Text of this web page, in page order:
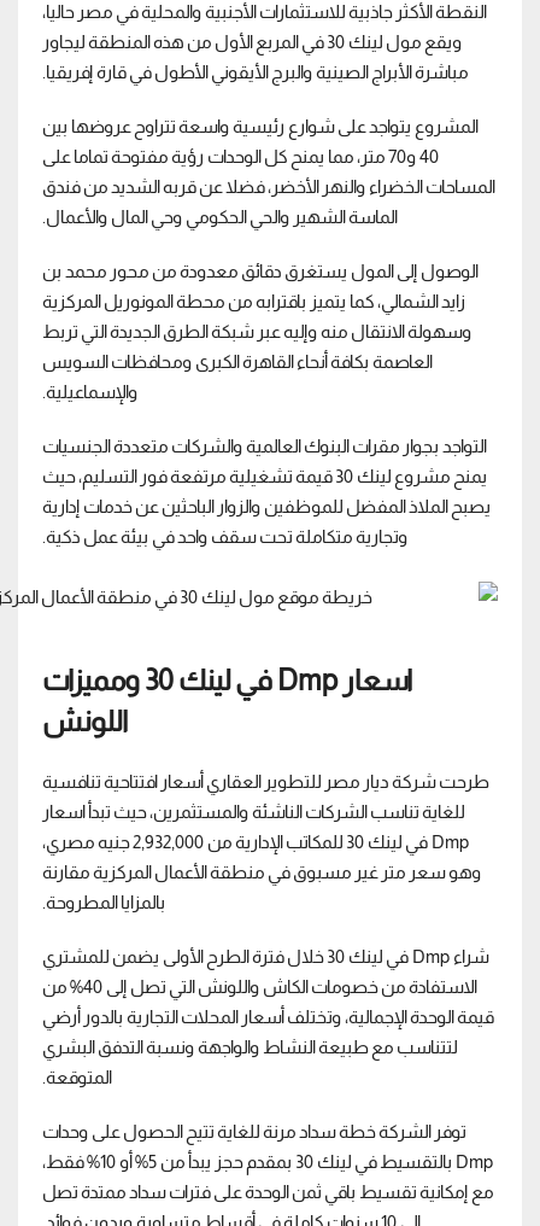
النقطة الأكثر جاذبية للاستثمارات الأجنبية والمحلية في مصر حاليا،
ويقع مول لينك 30 في المربع الأول من هذه المنطقة ليجاور
مباشرة الأبراج الصينية والبرج الأيقوني الأطول في قارة إفريقيا.
المشروع يتواجد على شوارع رئيسية واسعة تتراوح عروضها بين
40 و70 متر، مما يمنح كل الوحدات رؤية مفتوحة تماما على
المساحات الخضراء والنهر الأخضر، فضلا عن قربه الشديد من فندق
الماسة الشهير والحي الحكومي وحي المال والأعمال.
الوصول إلى المول يستغرق دقائق معدودة من محور محمد بن
زايد الشمالي، كما يتميز باقترابه من محطة المونوريل المركزية
وسهولة الانتقال منه وإليه عبر شبكة الطرق الجديدة التي تربط
العاصمة بكافة أنحاء القاهرة الكبرى ومحافظات السويس
والإسماعيلية.
التواجد بجوار مقرات البنوك العالمية والشركات متعددة الجنسيات
يمنح مشروع لينك 30 قيمة تشغيلية مرتفعة فور التسليم، حيث
يصبح الملاذ المفضل للموظفين والزوار الباحثين عن خدمات إدارية
وتجارية متكاملة تحت سقف واحد في بيئة عمل ذكية.
اسعار Dmp في لينك 30 ومميزات
اللونش
طرحت شركة ديار مصر للتطوير العقاري أسعار افتتاحية تنافسية
للغاية تناسب الشركات الناشئة والمستثمرين، حيث تبدأ اسعار
Dmp في لينك 30 للمكاتب الإدارية من 2,932,000 جنيه مصري،
وهو سعر متر غير مسبوق في منطقة الأعمال المركزية مقارنة
بالمزايا المطروحة.
شراء Dmp في لينك 30 خلال فترة الطرح الأولى يضمن للمشتري
الاستفادة من خصومات الكاش واللونش التي تصل إلى 40% من
قيمة الوحدة الإجمالية، وتختلف أسعار المحلات التجارية بالدور أرضي
لتتناسب مع طبيعة النشاط والواجهة ونسبة التدفق البشري
المتوقعة.
توفر الشركة خطة سداد مرنة للغاية تتيح الحصول على وحدات
Dmp بالتقسيط في لينك 30 بمقدم حجز يبدأ من 5% أو 10% فقط،
مع إمكانية تقسيط باقي ثمن الوحدة على فترات سداد ممتدة تصل
إلى 10 سنوات كاملة في أقساط متساوية وبدون فوائد.